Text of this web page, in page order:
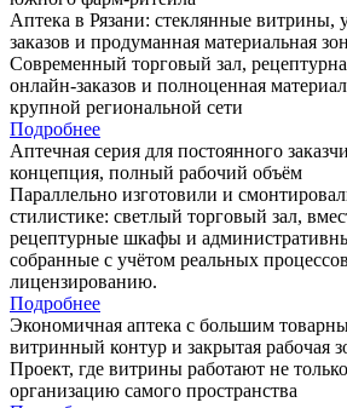
Аптека в Рязани: стеклянные витрины,
заказов и продуманная материальная
Современный торговый зал,
онлайн-заказов и полноценная
крупной региональной сети
Подробнее
Аптечная серия для постоянного
концепция, полный рабочий объём
Параллельно изготовили и
стилистике: светлый торговый зал,
рецептурные шкафы и
собранные с учётом реальных
лицензированию.
Подробнее
Экономичная аптека с большим
витринный контур и закрытая рабочая
Проект, где витрины работают не
организацию самого пространства